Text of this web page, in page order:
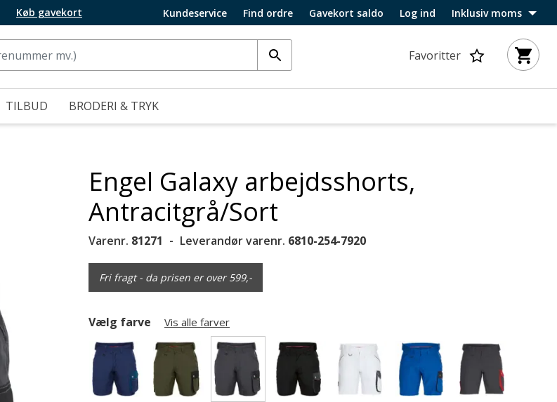
Køb gavekort Kundeservice Find ordre Gavekort saldo Log ind Inklusiv moms
Favoritter
TILBUD BRODERI & TRYK
Engel Galaxy arbejdsshorts,
Antracitgrå/Sort
Varenr. 81271 Leverandør varenr. 6810-254-7920
Fri fragt - da prisen er over 599,-
Vælg farve Vis alle farver